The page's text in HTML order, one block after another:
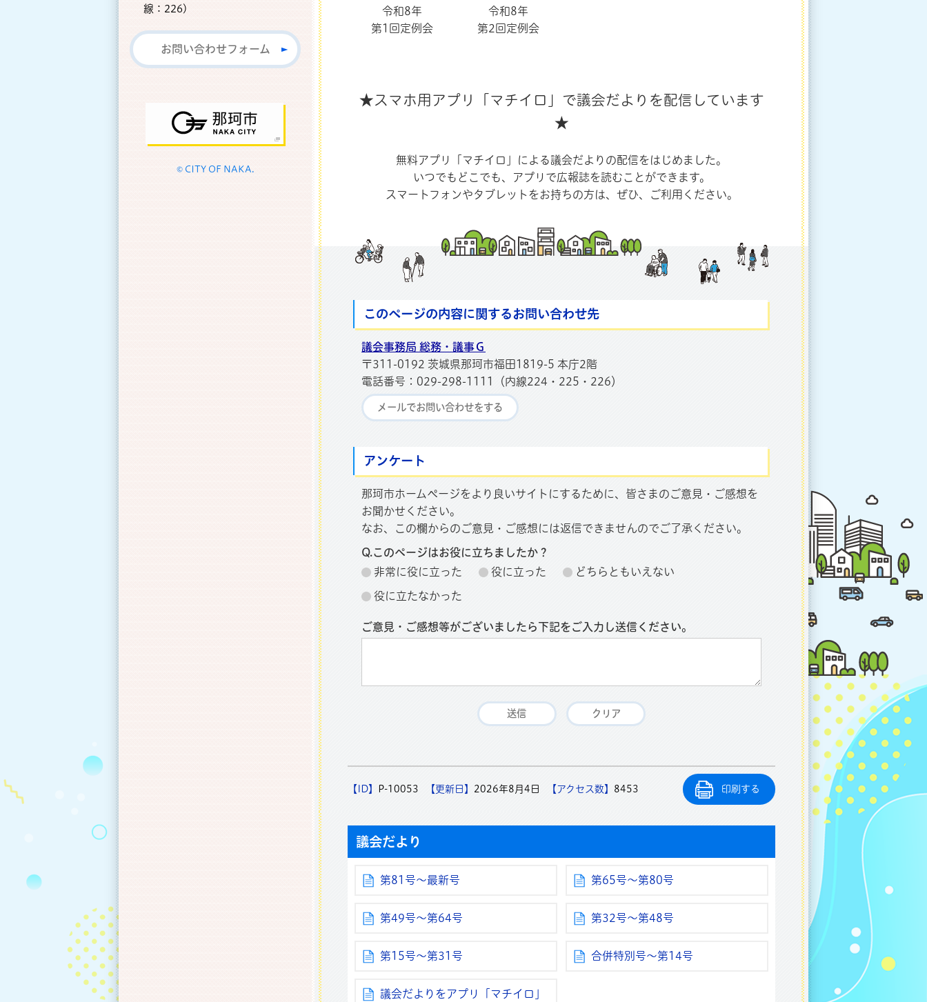
線：226)
お問い合わせフォーム
© CITY OF NAKA.
令和8年
第1回定例会
令和8年
第2回定例会
★スマホ用アプリ「マチイロ」で議会だよりを配信しています
★
無料アプリ「マチイロ」による議会だよりの配信をはじめました。
いつでもどこでも、アプリで広報誌を読むことができます。
スマートフォンやタブレットをお持ちの方は、ぜひ、ご利用ください。
このページの内容に関するお問い合わせ先
議会事務局 総務・議事Ｇ
〒311-0192 茨城県那珂市福田1819-5 本庁2階
電話番号：029-298-1111（内線224・225・226）
メールでお問い合わせをする
アンケート
那珂市ホームページをより良いサイトにするために、皆さまのご意見・ご感想を
お聞かせください。
なお、この欄からのご意見・ご感想には返信できませんのでご了承ください。
Q.このページはお役に立ちましたか？
非常に役に立った
役に立った どちらともいえない
役に立たなかった
ご意見・ご感想等がございましたら下記をご入力し送信ください。
【ID】 P-10053 【更新日】 2026年8月4日 【アクセス数】 8453 印刷する
議会だより
第81号～最新号 第65号～第80号
第49号～第64号 第32号～第48号
第15号～第31号 合併特別号～第14号
議会だよりをアプリ「マチイロ」